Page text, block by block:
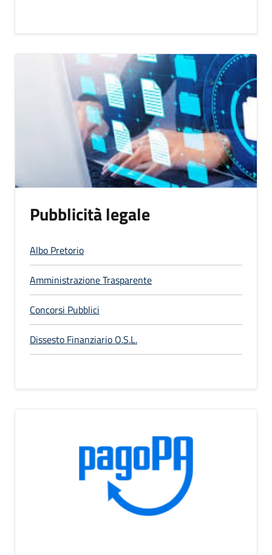
Pubblicità legale
Albo Pretorio
Amministrazione Trasparente
Concorsi Pubblici
Dissesto Finanziario O.S.L.